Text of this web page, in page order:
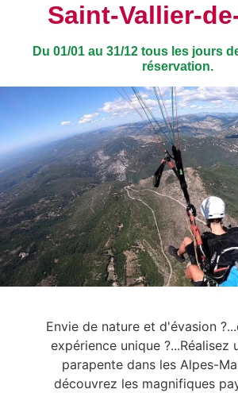
Saint-Vallier-
Du 01/01 au 31/12 tous les jours
réservation.
Envie de nature et d'évasion
expérience unique ?...Réalisez
parapente dans les Alpes-
découvrez les magnifiques